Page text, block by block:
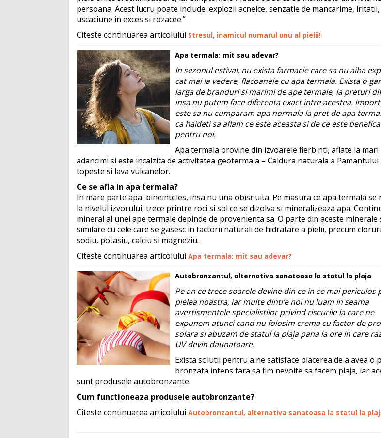
persoana. Acest lucru poate include: explozii acneice, senzatie de mancarime, iritatii,
uscaciune in exces si rozacee.”
Citeste continuarea articolului Stresul, inamicul numarul unu al pielii!
Apa termala: mit sau adevar?
In sezonul estival, nu exista farmacie care sa nu aiba
cat mai la vedere, flacoanele cu apa termala. Exista o
larga de branduri si marimi de ape termale, la preturi
insa nu putem face diferenta exact intre acestea.
este sa nu cumparam apa normala la pret de apa
ca haideti sa aflam ce este aceasta si de ce este benefica
pentru noi.
Apa termala provine din izvoarele fierbinti, aflate la mari
adancimi si este incalzita de activitatea geotermala – Caldura naturala a Pamantului
topeste si lava vulcanelor.
Ce se afla in apa termala?
In mare parte apa, bineinteles, insa nu una obisnuita. Pe masura ce apa termala se
la nivelul izvorului, trece printre roci si sol ce se dizolva si mineralizeaza apa.
mineral al unei ape termale depinde de provenienta sa. O parte din aceste minerale
similare cu cele care se gasesc in factorii naturali de hidratare a pielii, precum
sodiu, potasiu, calciu si magneziu.
Citeste continuarea articolului Apa termala: mit sau adevar?
Autobronzantul, alternativa sanatoasa la statul la plaja
Pe an ce trece soarele devine din ce in ce mai periculos
pielea noastra, iar multe dintre noi nu luam in seama
avertismentele specialistilor privind riscurile la care ne
expunem atunci cand nu folosim crema cu factor de
solara si abuzam de statul la plaja pana la ore in care
UV devin daunatoare.
Exista solutii pentru a ne satisface placerea de a avea o
bronzata intens fara sa fim nevoite sa facem plaja, iar
sunt produsele autobronzante.
Cum functioneaza produsele autobronzante?
Citeste continuarea articolului Autobronzantul, alternativa sanatoasa la statul la